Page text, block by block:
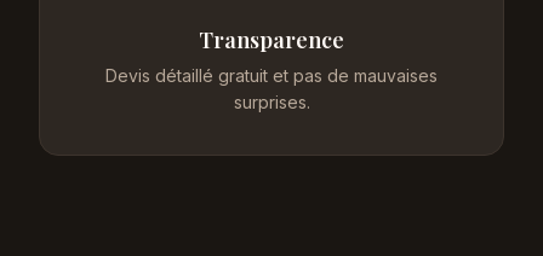
Transparence
Devis détaillé gratuit et pas de mauvaises
surprises.